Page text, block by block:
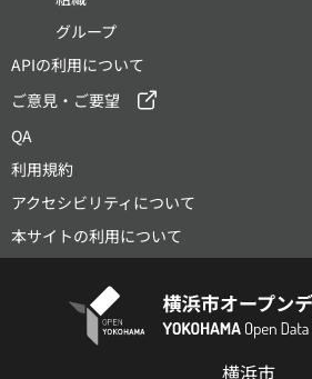
グループ
APIの利用について
ご意見・ご要望
QA
利用規約
アクセシビリティについて
本サイトの利用について
横浜市